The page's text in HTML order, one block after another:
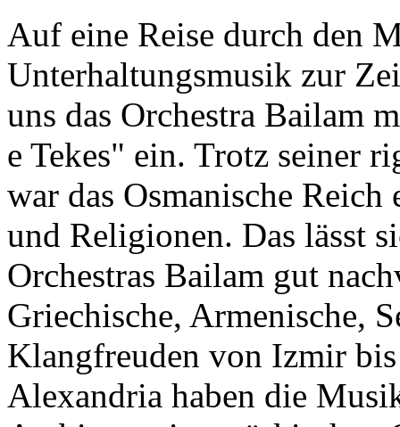
Auf eine Reise durch den
Unterhaltungsmusik zur
uns das Orchestra Bailam
e Tekes" ein. Trotz seiner
war das Osmanische
und Religionen. Das lässt
Orchestras Bailam gut
Griechische, Armenische,
Klangfreuden von Izmir
Alexandria haben die